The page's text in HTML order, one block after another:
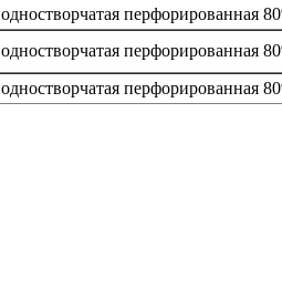
одностворчатая перфорированная
одностворчатая перфорированная
одностворчатая перфорированная